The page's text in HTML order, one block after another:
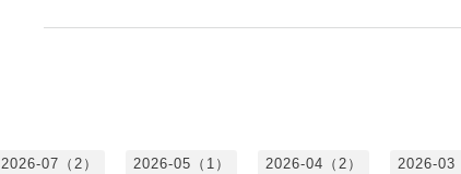
2026-07（2） 2026-05（1） 2026-04（2） 2026-03